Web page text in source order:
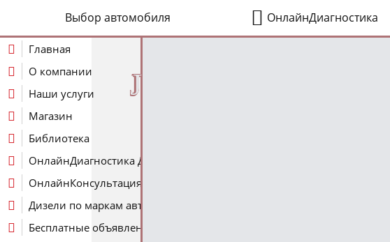
Выбор автомобиля ОнлайнДиагностика
J
Главная
О компании
Наши услуги
Магазин
Библиотека
ОнлайнДиагностика Дизеля
ОнлайнКонсультация по Дизелю
Дизели по маркам авто
Бесплатные объявления